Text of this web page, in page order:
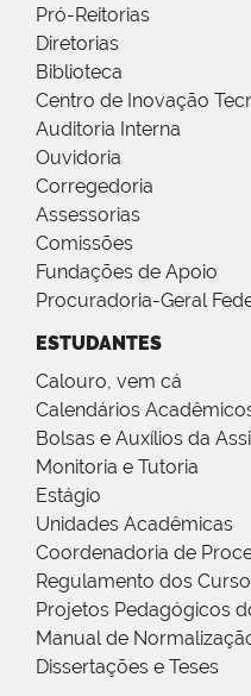
Pró-Reitorias
Diretorias
Biblioteca
Centro de Inovação
Auditoria Interna
Ouvidoria
Corregedoria
Assessorias
Comissões
Fundações de Apoio
Procuradoria-Geral
ESTUDANTES
Calouro, vem cá
Calendários
Bolsas e Auxílios da
Monitoria e Tutoria
Estágio
Unidades Acadêmicas
Coordenadoria de
Regulamento dos
Projetos Pedagógicos
Manual de
Dissertações e Teses